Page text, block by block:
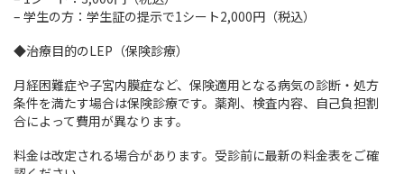
– 学生の方：学生証の提示で1シート2,000円（税込）
◆治療目的のLEP（保険診療）
月経困難症や子宮内膜症など、保険適用となる病気の診断・処方
条件を満たす場合は保険診療です。薬剤、検査内容、自己負担割
合によって費用が異なります。
料金は改定される場合があります。受診前に最新の料金表をご確